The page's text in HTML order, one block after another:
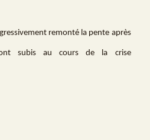
remonté la pente après
ont subis au cours de la crise